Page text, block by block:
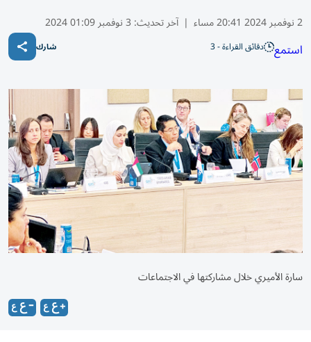
2 نوفمبر 2024 20:41 مساء | آخر تحديث: 3 نوفمبر 01:09 2024
استمع دقائق القراءة - 3 شارك
سارة الأميري خلال مشاركتها في الاجتماعات